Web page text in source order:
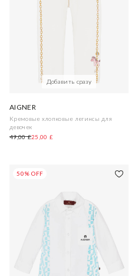
Добавить сразу
AIGNER
Кремовые хлопковые легинсы для
девочек
49,00 £25,00 £
50% OFF